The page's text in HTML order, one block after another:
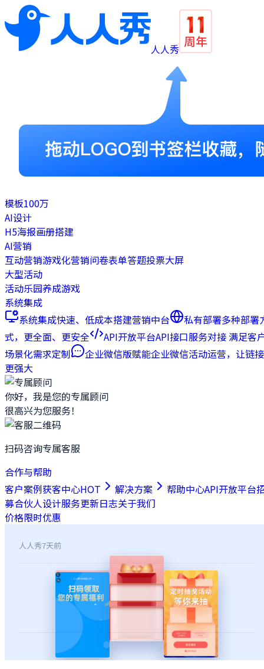
人人秀
模板100万
AI设计
H5海报画册搭建
AI营销
互动营销游戏化营销问卷表单答题投票大屏
大型活动
活动乐园养成游戏
系统集成
系统集成快速、低成本搭建营销中台 私有部署多种部署
式，更全面、更安全
API开放平台API接口服务对接 满足客
场景化需求定制
企业微信版赋能企业微信活动运营，让链接
更强大
你好，我是您的专属顾问
很高兴为您服务！
扫码咨询专属客服
合作与帮助
客户案例获客中心HOT 解决方案 帮助中心API开放平台
募合伙人设计服务更新日志关于我们
价格限时优惠
人人秀7天前